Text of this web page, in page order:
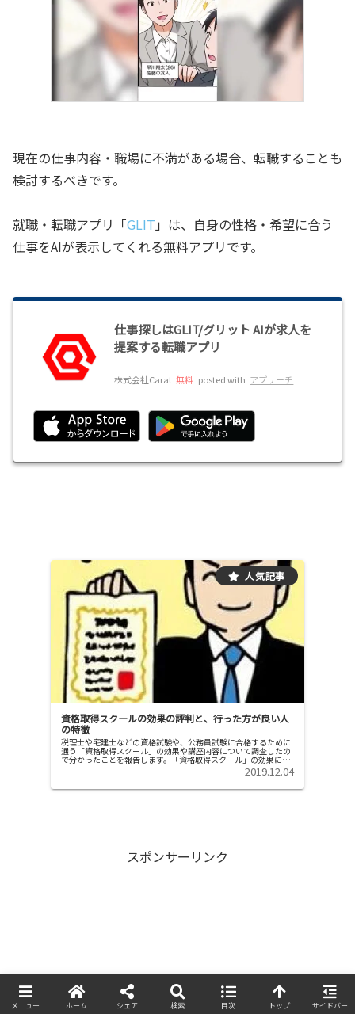
現在の仕事内容・職場に不満がある場合、転職することも
検討するべきです。
就職・転職アプリ「GLIT 」は、自身の性格・希望に合う
仕事をAIが表示してくれる無料アプリです。
仕事探しはGLIT/グリット AIが求人を
提案する転職アプリ
株式会社Carat 無料 posted with アプリーチ
資格取得スクールの効果の評判と、行った方が良い人
の特徴
税理士や宅建士などの資格試験や、公務員試験に合格するために
通う「資格取得スクール」の効果や講座内容について調査したの
で分かったことを報告します。「資格取得スクール」の効果につ
いての、ネット上の意見弁護士とか司法書士みたいな法曹系の資
2019.12.04
スポンサーリンク
メニュー ホーム シェア 検索 目次 トップ サイドバー